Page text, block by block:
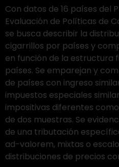
Con datos de 16 países del
Evaluación de Políticas de
se busca describir la
cigarrillos por países y
en función de la estructura
países. Se emparejan y
de países con ingreso
impuestos especiales
impositivas diferentes
de dos muestras. Se
de una tributación
ad-valorem, mixtas o
distribuciones de precios